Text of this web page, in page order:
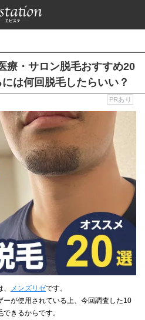
療・サロン脱毛おすすめ20
は何回脱毛したらいい？
PRあり
メンズリゼです。
が使用されている上、今回調査した10
きるからです。